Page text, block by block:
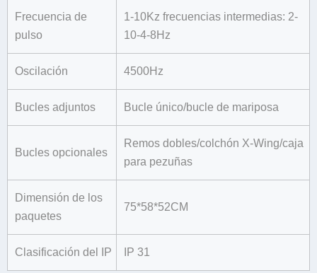
Frecuencia de
pulso
1-10Kz frecuencias intermedias: 2-
10-4-8Hz
Oscilación 4500Hz
Bucles adjuntos Bucle único/bucle de mariposa
Bucles opcionales
Remos dobles/colchón X-Wing/caja
para pezuñas
Dimensión de los
paquetes
75*58*52CM
Clasificación del IP IP 31